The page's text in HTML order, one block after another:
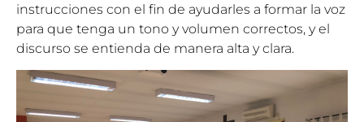
instrucciones con el fin de ayudarles a formar la voz
para que tenga un tono y volumen correctos, y el
discurso se entienda de manera alta y clara.